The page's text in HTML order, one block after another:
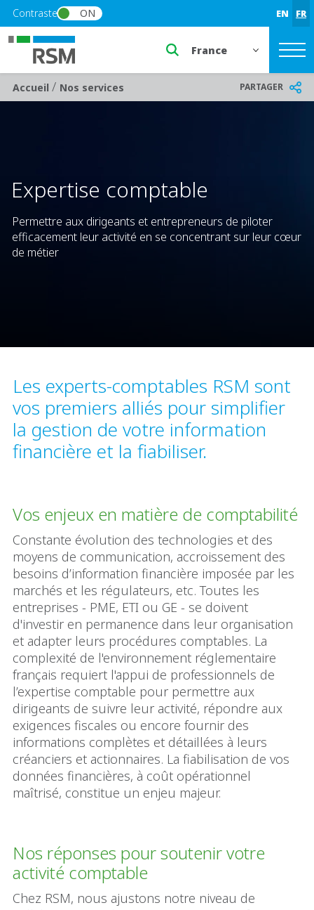
Skip to main content
Contraste ON EN FR
Select a region or
Breadcrumb
Accueil/ Nos services PARTAGER
Expertise comptable
Permettre aux dirigeants et entrepreneurs de piloter
efficacement leur activité en se concentrant sur leur cœur
de métier
Les experts-comptables RSM sont
vos premiers alliés pour simplifier
la gestion de votre information
financière et la fiabiliser.
Vos enjeux en matière de comptabilité
Constante évolution des technologies et des
moyens de communication, accroissement des
besoins d’information financière imposée par les
marchés et les régulateurs, etc. Toutes les
entreprises - PME, ETI ou GE - se doivent
d'investir en permanence dans leur organisation
et adapter leurs procédures comptables. La
complexité de l'environnement réglementaire
français requiert l'appui de professionnels de
l’expertise comptable pour permettre aux
dirigeants de suivre leur activité, répondre aux
exigences fiscales ou encore fournir des
informations complètes et détaillées à leurs
créanciers et actionnaires. La fiabilisation de vos
données financières, à coût opérationnel
maîtrisé, constitue un enjeu majeur.
Nos réponses pour soutenir votre
activité comptable
Chez RSM, nous ajustons notre niveau de